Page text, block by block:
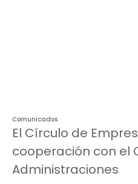
Comunicados
El Círculo de
cooperación con el
Administraciones